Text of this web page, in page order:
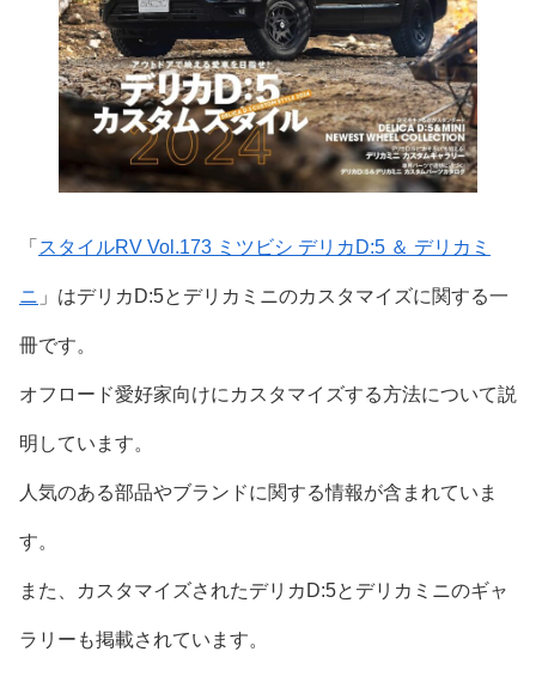
「 スタイルRV Vol.173 ミツビシ デリカD:5 ＆ デリカミ
ニ 」はデリカD:5とデリカミニのカスタマイズに関する一
冊です。
オフロード愛好家向けにカスタマイズする方法について説
明しています。
人気のある部品やブランドに関する情報が含まれていま
す。
また、カスタマイズされたデリカD:5とデリカミニのギャ
ラリーも掲載されています。